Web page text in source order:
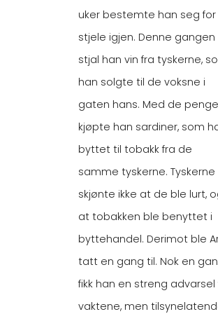
uker bestemte han seg for
stjele igjen. Denne gangen
stjal han vin fra tyskerne,
han solgte til de voksne i
gaten hans. Med de
kjøpte han sardiner, som
byttet til tobakk fra de
samme tyskerne. Tyskerne
skjønte ikke at de ble lurt,
at tobakken ble benyttet i
byttehandel. Derimot ble
tatt en gang til. Nok en
fikk han en streng advarsel
vaktene, men